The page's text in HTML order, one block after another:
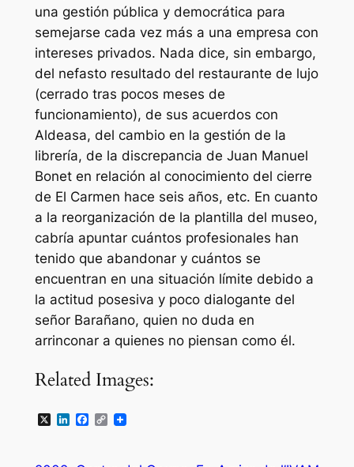
una gestión pública y democrática para
semejarse cada vez más a una empresa con
intereses privados. Nada dice, sin embargo,
del nefasto resultado del restaurante de lujo
(cerrado tras pocos meses de
funcionamiento), de sus acuerdos con
Aldeasa, del cambio en la gestión de la
librería, de la discrepancia de Juan Manuel
Bonet en relación al conocimiento del cierre
de El Carmen hace seis años, etc. En cuanto
a la reorganización de la plantilla del museo,
cabría apuntar cuántos profesionales han
tenido que abandonar y cuántos se
encuentran en una situación límite debido a
la actitud posesiva y poco dialogante del
señor Barañano, quien no duda en
arrinconar a quienes no piensan como él.
Related Images:
X LinkedIn
Facebook
Copy